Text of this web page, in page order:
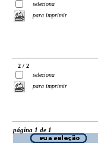
seleciona
para imprimir
2 / 2
seleciona
para imprimir
página 1 de 1